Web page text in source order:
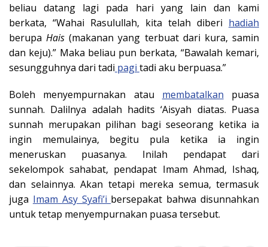
beliau datang lagi pada hari yang lain dan kami
berkata, “Wahai Rasulullah, kita telah diberi hadiah
berupaHais (makanan yang terbuat dari kura, samin
dan keju).” Maka beliau pun berkata, “Bawalah kemari,
sesungguhnya dari tadi pagi tadi aku berpuasa.”
Boleh menyempurnakan atau membatalkan puasa
sunnah. Dalilnya adalah hadits ‘Aisyah diatas. Puasa
sunnah merupakan pilihan bagi seseorang ketika ia
ingin memulainya, begitu pula ketika ia ingin
meneruskan puasanya. Inilah pendapat dari
sekelompok sahabat, pendapat Imam Ahmad, Ishaq,
dan selainnya. Akan tetapi mereka semua, termasuk
juga Imam Asy Syafi’i bersepakat bahwa disunnahkan
untuk tetap menyempurnakan puasa tersebut.